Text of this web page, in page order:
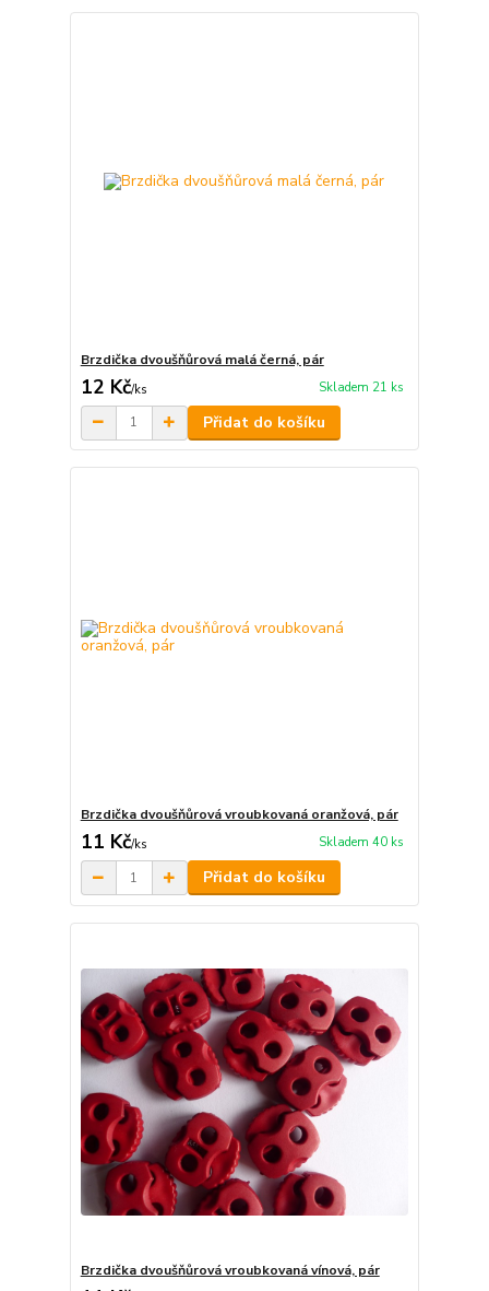
Brzdička dvoušňůrová malá černá, pár
12 Kč/ks Skladem 21 ks
Přidat do košíku
Brzdička dvoušňůrová vroubkovaná oranžová, pár
11 Kč/ks Skladem 40 ks
Přidat do košíku
Brzdička dvoušňůrová vroubkovaná vínová, pár